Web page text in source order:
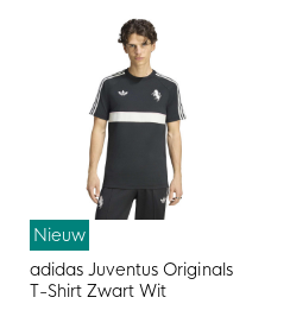
Nieuw
adidas Juventus Originals
T-Shirt Zwart Wit